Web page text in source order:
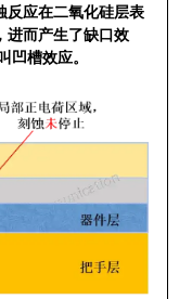
反应在二氧化硅层表
进而产生了缺口效
槽效应。